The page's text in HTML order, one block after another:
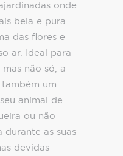
onde
bela e pura
das flores e
ar. Ideal para
não só, a
um
animal de
ou não
durante as suas
devidas